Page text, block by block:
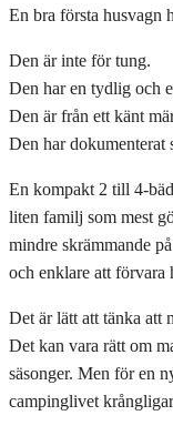
En bra första husvagn
Den är inte för tung.
Den har en tydlig och
Den är från ett känt
Den har dokumenterat
En kompakt 2 till 4-
liten familj som mest
mindre skrämmande
och enklare att förvara
Det är lätt att tänka att
Det kan vara rätt om
säsonger. Men för en
campinglivet